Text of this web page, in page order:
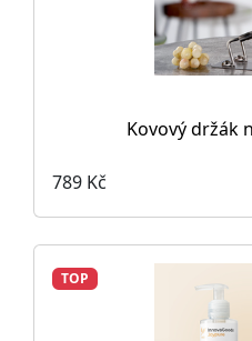
Kovový držák
789 Kč
TOP